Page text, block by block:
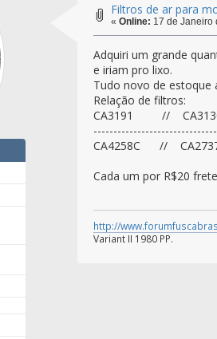
Filtros de ar para
« Online: 17 de Janeiro
Adquiri um grande
e iriam pro lixo.
Tudo novo de estoque
Relação de filtros:
CA3191 // CA3130
CA4258C //
Cada um por R$20
http://
Variant II 1980 PP.